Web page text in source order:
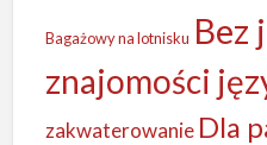
Bagażowy na lotnisku Bez
znajomości
zakwaterowanie Dla